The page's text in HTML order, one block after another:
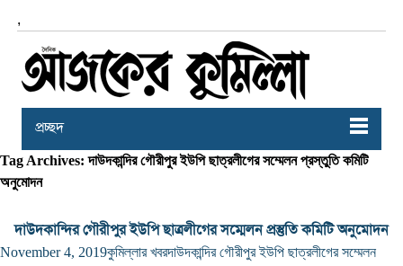
,
প্রচ্ছদ
Tag Archives: দাউদকান্দির গৌরীপুর ইউপি ছাত্রলীগের সম্মেলন প্রস্তুতি কমিটি
অনুমোদন
দাউদকান্দির গৌরীপুর ইউপি ছাত্রলীগের সম্মেলন প্রস্তুতি কমিটি অনুমোদন
November 4, 2019কুমিল্লার খবরদাউদকান্দির গৌরীপুর ইউপি ছাত্রলীগের সম্মেলন